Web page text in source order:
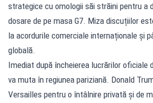
strategice cu omologii săi străini pentru a
dosare de pe masa G7. Miza discuțiilor
la acordurile comerciale internaționale și
globală.
Imediat după încheierea lucrărilor oficiale
va muta în regiunea pariziană. Donald
Versailles pentru o întâlnire privată și de